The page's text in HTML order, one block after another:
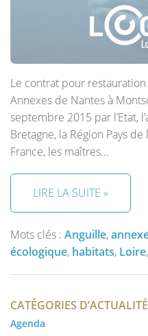
Le contrat pour
Annexes de Nantes à
septembre 2015 par l’Etat,
Bretagne, la Région Pays
France, les maîtres…
LIRE LA SUITE »
Mots clés : Anguille,
écologique, habitats, Loire,
CATÉGORIES
Agenda